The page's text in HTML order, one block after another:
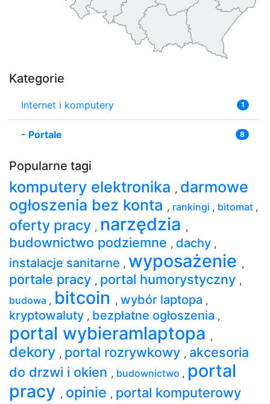
Kategorie
Internet i komputery 1
- Portale 8
Popularne tagi
komputery elektronika , darmowe
ogłoszenia bez konta , rankingi , bitomat ,
oferty pracy , narzędzia ,
budownictwo podziemne , dachy ,
instalacje sanitarne , wyposażenie ,
portale pracy , portal humorystyczny ,
budowa , bitcoin , wybór laptopa ,
kryptowaluty , bezpłatne ogłoszenia ,
portal wybieramlaptopa ,
dekory , portal rozrywkowy , akcesoria
do drzwi i okien , budownictwo , portal
pracy , opinie , portal komputerowy